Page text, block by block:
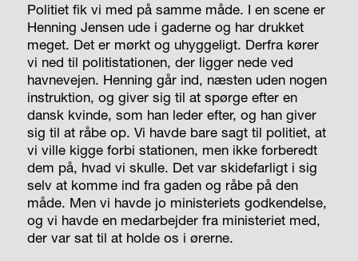
Politiet fik vi med på samme måde. I en scene er
Henning Jensen ude i gaderne og har drukket
meget. Det er mørkt og uhyggeligt. Derfra kører
vi ned til politistationen, der ligger nede ved
havnevejen. Henning går ind, næsten uden nogen
instruktion, og giver sig til at spørge efter en
dansk kvinde, som han leder efter, og han giver
sig til at råbe op. Vi havde bare sagt til politiet, at
vi ville kigge forbi stationen, men ikke forberedt
dem på, hvad vi skulle. Det var skidefarligt i sig
selv at komme ind fra gaden og råbe på den
måde. Men vi havde jo ministeriets godkendelse,
og vi havde en medarbejder fra ministeriet med,
der var sat til at holde os i ørerne.